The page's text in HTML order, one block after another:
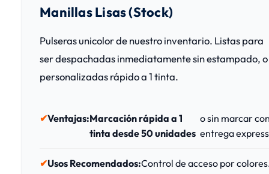
Manillas Lisas (Stock)
Pulseras unicolor de nuestro inventario. Listas para
ser despachadas inmediatamente sin estampado, o
personalizadas rápido a 1 tinta.
Ventajas:Marcación rápida a 1
tinta desde 50 unidades
o sin marcar
entrega
Usos Recomendados:Control de acceso por